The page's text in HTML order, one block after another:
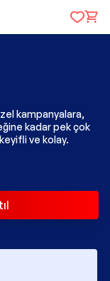
kampanyalara,
kadar pek çok
ve kolay.